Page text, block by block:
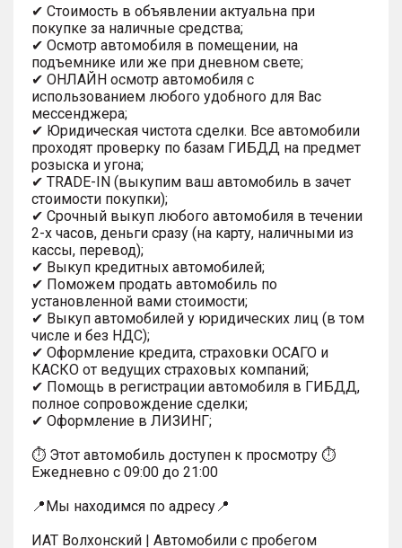
✔ Стоимость в объявлении актуальна при
покупке за наличные средства;
✔ Осмотр автомобиля в помещении, на
подъемнике или же при дневном свете;
✔ ОНЛАЙН осмотр автомобиля с
использованием любого удобного для Вас
мессенджера;
✔ Юридическая чистота сделки. Все автомобили
проходят проверку по базам ГИБДД на предмет
розыска и угона;
✔ TRADE-IN (выкупим ваш автомобиль в зачет
стоимости покупки);
✔ Срочный выкуп любого автомобиля в течении
2-х часов, деньги сразу (на карту, наличными из
кассы, перевод);
✔ Выкуп кредитных автомобилей;
✔ Поможем продать автомобиль по
установленной вами стоимости;
✔ Выкуп автомобилей у юридических лиц (в том
числе и без НДС);
✔ Оформление кредита, страховки ОСАГО и
КАСКО от ведущих страховых компаний;
✔ Помощь в регистрации автомобиля в ГИБДД,
полное сопровождение сделки;
✔ Оформление в ЛИЗИНГ;
⏱ Этот автомобиль доступен к просмотру ⏱
Ежедневно с 09:00 до 21:00
📍Мы находимся по адресу📍
ИАТ Волхонский | Автомобили с пробегом